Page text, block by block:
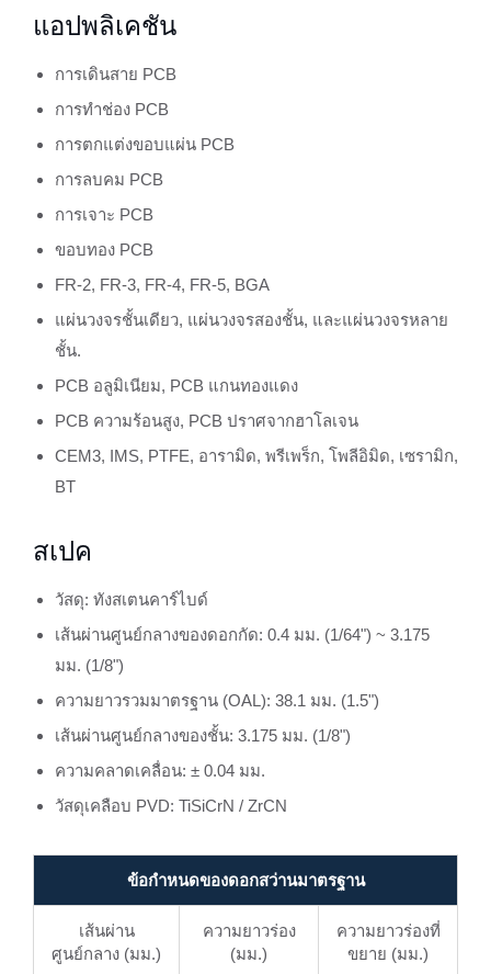
แอปพลิเคชัน
การเดินสาย PCB
การทำช่อง PCB
การตกแต่งขอบแผ่น PCB
การลบคม PCB
การเจาะ PCB
ขอบทอง PCB
FR-2, FR-3, FR-4, FR-5, BGA
แผ่นวงจรชั้นเดียว, แผ่นวงจรสองชั้น, และแผ่นวงจรหลาย
ชั้น.
PCB อลูมิเนียม, PCB แกนทองแดง
PCB ความร้อนสูง, PCB ปราศจากฮาโลเจน
CEM3, IMS, PTFE, อารามิด, พรีเพร็ก, โพลีอิมิด, เซรามิก,
BT
สเปค
วัสดุ: ทังสเตนคาร์ไบด์
เส้นผ่านศูนย์กลางของดอกกัด: 0.4 มม. (1/64") ~ 3.175
มม. (1/8")
ความยาวรวมมาตรฐาน (OAL): 38.1 มม. (1.5")
เส้นผ่านศูนย์กลางของชั้น: 3.175 มม. (1/8")
ความคลาดเคลื่อน: ± 0.04 มม.
วัสดุเคลือบ PVD: TiSiCrN / ZrCN
ข้อกำหนดของดอกสว่านมาตรฐาน
เส้นผ่าน
ศูนย์กลาง (มม.)
ความยาวร่อง
(มม.)
ความยาวร่องที่
ขยาย (มม.)